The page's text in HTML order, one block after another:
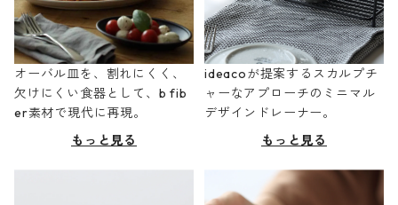
オーバル皿を、割れにくく、
欠けにくい食器として、b fib
er素材で現代に再現。
もっと見る
ideacoが提案するスカルプチ
ャーなアプローチのミニマル
デザインドレーナー。
もっと見る